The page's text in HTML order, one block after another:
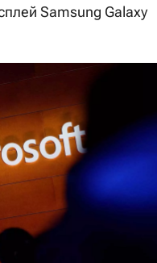
Samsung Galaxy